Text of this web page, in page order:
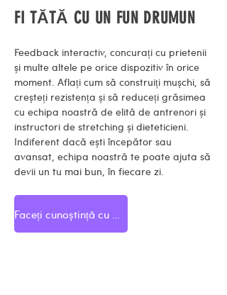
FI TĂTĂ CU UN FUN DRUMUN
Feedback interactiv, concurați cu prietenii
și multe altele pe orice dispozitiv în orice
moment. Aflați cum să construiți mușchi, să
creșteți rezistența și să reduceți grăsimea
cu echipa noastră de elită de antrenori și
instructori de stretching și dieteticieni.
Indiferent dacă ești începător sau
avansat, echipa noastră te poate ajuta să
devii un tu mai bun, în fiecare zi.
Faceți cunoștință cu echipa noastră